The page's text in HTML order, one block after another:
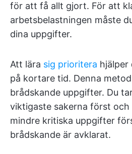
för att få allt gjort. För att
arbetsbelastningen måste
dina uppgifter.
Att lära sig prioritera
på kortare tid. Denna
brådskande uppgifter. Du
viktigaste sakerna först och
mindre kritiska uppgifter
brådskande är avklarat.